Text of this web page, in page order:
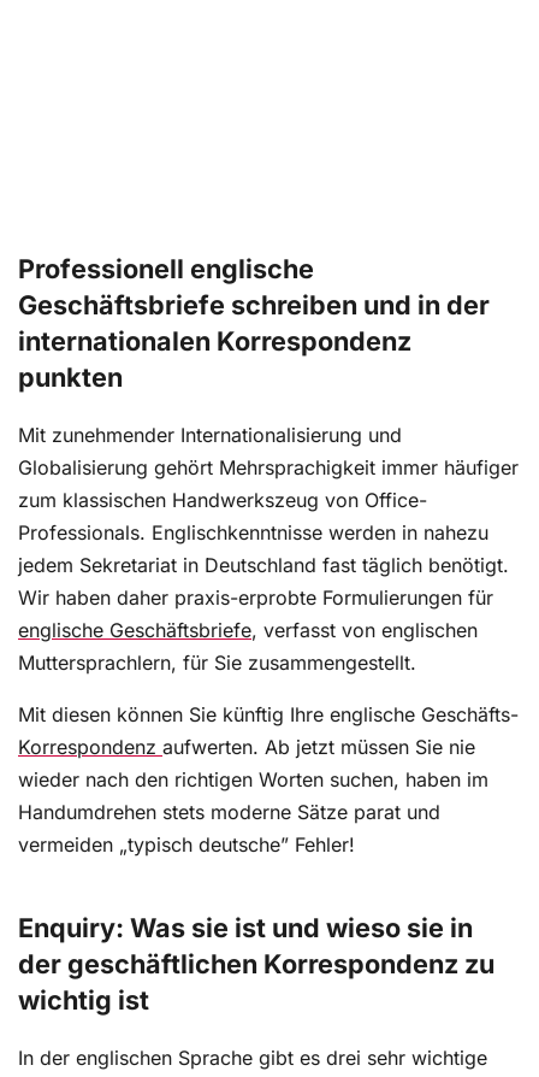
Professionell englische
Geschäftsbriefe schreiben und in der
internationalen Korrespondenz
punkten
Mit zunehmender Internationalisierung und
Globalisierung gehört Mehrsprachigkeit immer häufiger
zum klassischen Handwerkszeug von Office-
Professionals. Englischkenntnisse werden in nahezu
jedem Sekretariat in Deutschland fast täglich benötigt.
Wir haben daher praxis-erprobte Formulierungen für
englische Geschäftsbriefe, verfasst von englischen
Muttersprachlern, für Sie zusammengestellt.
Mit diesen können Sie künftig Ihre englische Geschäfts-
Korrespondenz aufwerten. Ab jetzt müssen Sie nie
wieder nach den richtigen Worten suchen, haben im
Handumdrehen stets moderne Sätze parat und
vermeiden „typisch deutsche” Fehler!
Enquiry: Was sie ist und wieso sie in
der geschäftlichen Korrespondenz zu
wichtig ist
In der englischen Sprache gibt es drei sehr wichtige